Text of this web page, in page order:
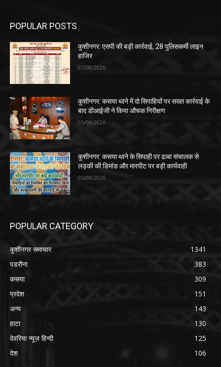
POPULAR POSTS
कुशीनगर: एसपी की बड़ी कार्रवाई, 28 पुलिसकर्मी लाइन
हाजिर
07/08/2026
कुशीनगर: कसया थाने में दो सिपाहियों पर सख्त कार्रवाई के
बाद डीआईजी ने किया औचक निरीक्षण
05/08/2026
कुशीनगर: कसया थाने के सिपाही पर ढाबा संचालक से
लड़की की डिमांड और मारपीट पर बड़ी कार्यवाही
05/08/2026
POPULAR CATEGORY
कुशीनगर समाचार
1341
पडरौना
383
कसया
309
प्रदेश
151
अन्य
143
हाटा
130
देवरिया न्यूज़ हिन्दी
125
देश
106